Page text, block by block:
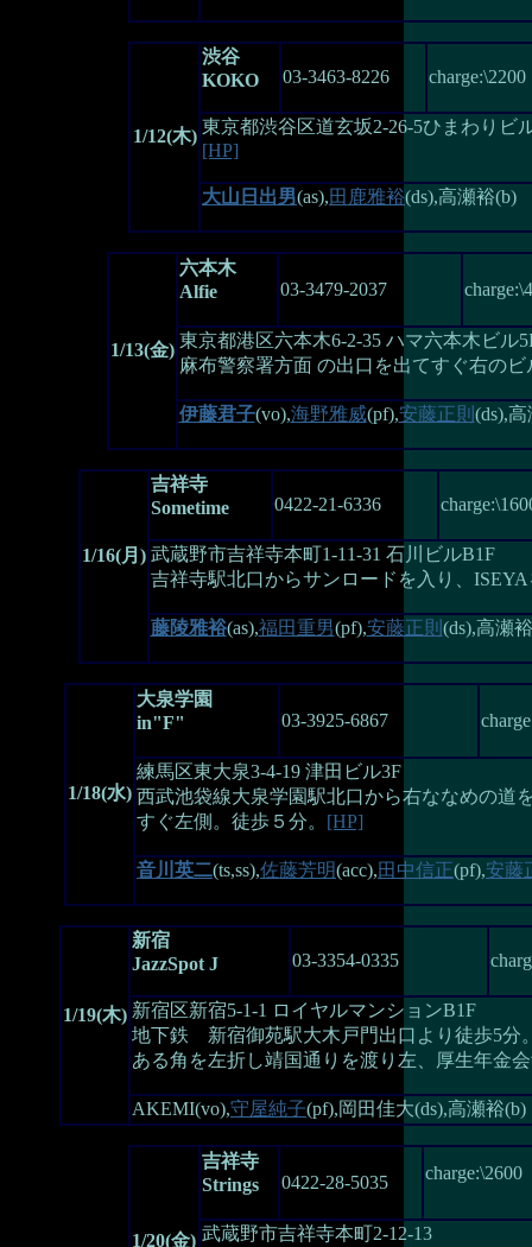
1/12(木)
渋谷
KOKO
03-3463-8226 charge:\2200
東京都渋谷区道玄坂2-26-5ひまわりビ
[HP]
大山日出男(as),田鹿雅裕(ds),高瀬裕(b)
1/13(金)
六本木
Alfie
03-3479-2037
東京都港区六本木6-2-35 ハマ六本木ビル
麻布警察署方面 の出口を出てすぐ右の
伊藤君子(vo),海野雅威(pf),安藤正則 (ds),
1/16(月)
吉祥寺
Sometime
0422-21-6336
武蔵野市吉祥寺本町1-11-31 石川ビルB1F
吉祥寺駅北口からサンロードを入り、
藤陵雅裕(as),福田重男(pf),安藤正則 (ds),高瀬
1/18(水)
大泉学園
in"F"
03-3925-6867
練馬区東大泉3-4-19 津田ビル3F
西武池袋線大泉学園駅北口から右ななめの道
すぐ左側。徒歩５分。 [HP]
音川英二(ts,ss),佐藤芳明(acc),田中信正(pf),安藤
1/19(木)
新宿
JazzSpot J
03-3354-0335
新宿区新宿5-1-1 ロイヤルマンションB1F
地下鉄 新宿御苑駅大木戸門出口より徒歩5分
ある角を左折し靖国通りを渡り左、厚生年金
AKEMI(vo),守屋純子(pf),岡田佳大(ds),高瀬裕(b)
1/20(金)
吉祥寺
Strings
0422-28-5035 charge:\2600
武蔵野市吉祥寺本町2-12-13